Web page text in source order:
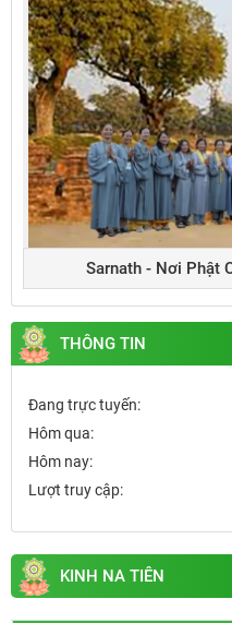
Sarnath - Nơi Phật
THÔNG TIN
Đang trực tuyến:
Hôm qua:
Hôm nay:
Lượt truy cập:
KINH NA TIÊN